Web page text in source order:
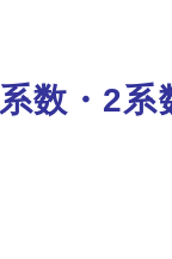
数・2系